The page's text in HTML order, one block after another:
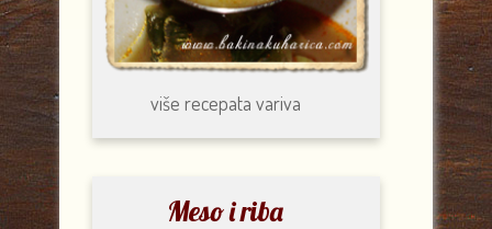
više recepata variva
Meso i riba